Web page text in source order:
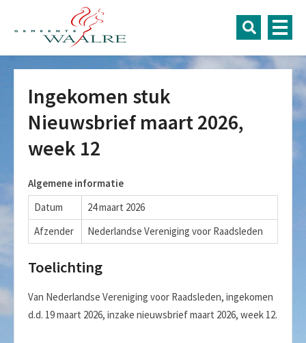
Ingekomen stuk
Nieuwsbrief maart 2026,
week 12
Algemene informatie
Datum
24 maart 2026
Afzender
Nederlandse Vereniging voor Raadsleden
Toelichting
Van Nederlandse Vereniging voor Raadsleden, ingekomen
d.d. 19 maart 2026, inzake nieuwsbrief maart 2026, week 12.